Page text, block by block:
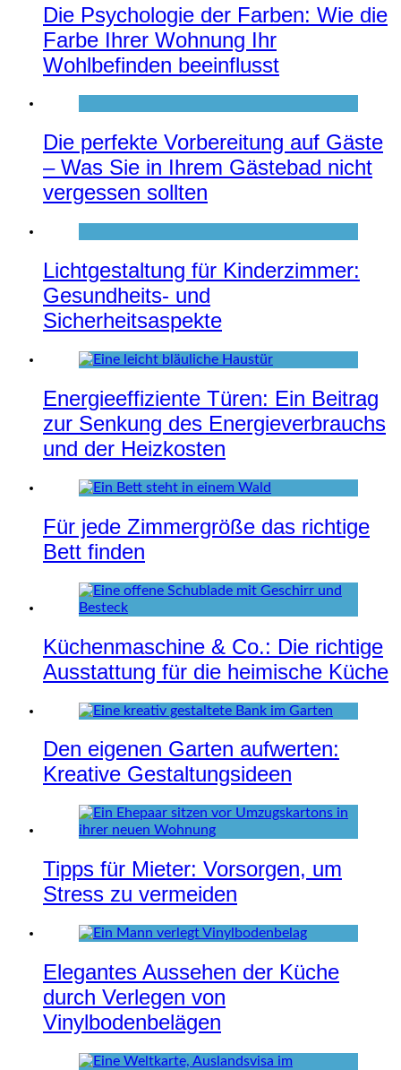
Die Psychologie der Farben: Wie die
Farbe Ihrer Wohnung Ihr
Wohlbefinden beeinflusst
Die perfekte Vorbereitung auf Gäste
– Was Sie in Ihrem Gästebad nicht
vergessen sollten
Lichtgestaltung für Kinderzimmer:
Gesundheits- und
Sicherheitsaspekte
Energieeffiziente Türen: Ein Beitrag
zur Senkung des Energieverbrauchs
und der Heizkosten
Für jede Zimmergröße das richtige
Bett finden
Küchenmaschine & Co.: Die richtige
Ausstattung für die heimische Küche
Den eigenen Garten aufwerten:
Kreative Gestaltungsideen
Tipps für Mieter: Vorsorgen, um
Stress zu vermeiden
Elegantes Aussehen der Küche
durch Verlegen von
Vinylbodenbelägen